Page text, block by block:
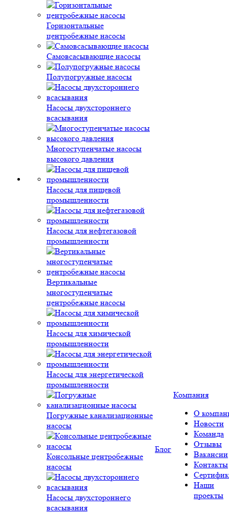
Горизонтальные
центробежные насосы
Самовсасывающие насосы
Полупогружные насосы
Насосы двухстороннего
всасывания
Многоступенчатые насосы
высокого давления
Насосы для пищевой
промышленности
Насосы для нефтегазовой
промышленности
Вертикальные
многоступенчатые
центробежные насосы
Насосы для химической
промышленности
Насосы для энергетической
промышленности
Погружные канализационные
насосы
Консольные центробежные
насосы
Насосы двухстороннего
всасывания
Блог
Компания
О
Новости
Команда
Отзывы
Вакансии
Контакты
Наши
проекты